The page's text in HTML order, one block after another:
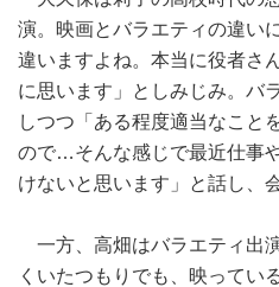
演。映画とバラエティの違い
違いますよね。本当に役者さ
に思います」としみじみ。バ
しつつ「ある程度適当なこと
ので…そんな感じで最近仕事
けないと思います」と話し、
一方、高畑はバラエティ出
くいたつもりでも、映ってい